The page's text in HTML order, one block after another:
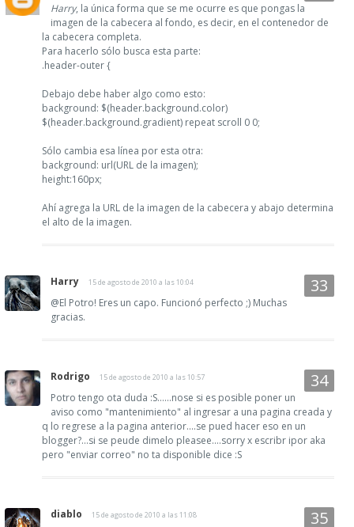
Harry, la única forma que se me ocurre es que pongas la
imagen de la cabecera al fondo, es decir, en el contenedor de
la cabecera completa.
Para hacerlo sólo busca esta parte:
.header-outer {
Debajo debe haber algo como esto:
background: $(header.background.color)
$(header.background.gradient) repeat scroll 0 0;
Sólo cambia esa línea por esta otra:
background: url(URL de la imagen);
height:160px;
Ahí agrega la URL de la imagen de la cabecera y abajo determina
el alto de la imagen.
Harry 15 de agosto de 2010 a las 10:04
@El Potro! Eres un capo. Funcionó perfecto ;) Muchas
gracias.
Rodrigo 15 de agosto de 2010 a las 10:57
Potro tengo ota duda :S......nose si es posible poner un
aviso como "mantenimiento" al ingresar a una pagina creada y
q lo regrese a la pagina anterior....se pued hacer eso en un
blogger?...si se peude dimelo pleasee....sorry x escribr ipor aka
pero "enviar correo" no ta disponible dice :S
diablo 15 de agosto de 2010 a las 11:08